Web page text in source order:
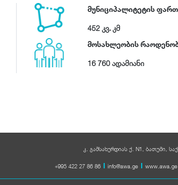
მუნიციპალიტეტის
452 კვ. კმ
მოსახლეობის
16 760 ადამიანი
კ. გამსახურდიას ქ. N1, ბათუმი,
+995 422 27 86 86
info@awa.ge www.awa.ge